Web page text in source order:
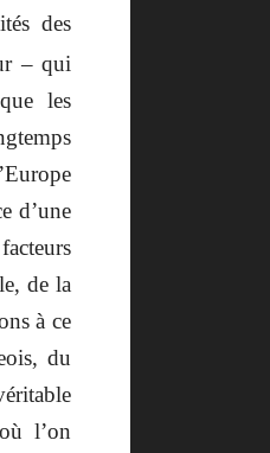
des
– qui
les
d’une
de la
à ce
du
l’on